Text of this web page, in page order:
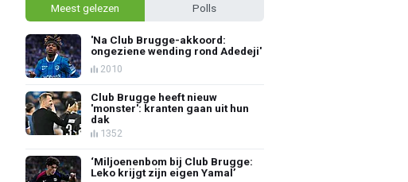
Meest gelezen Polls
'Na Club Brugge-akkoord:
ongeziene wending rond Adedeji'
2010
Club Brugge heeft nieuw
'monster': kranten gaan uit hun
dak
1352
‘Miljoenenbom bij Club Brugge:
Leko krijgt zijn eigen Yamal’